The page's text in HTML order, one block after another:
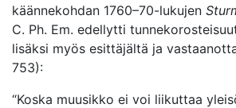
käännekohdan 1760–70-lukujen
C. Ph. Em. edellytti
lisäksi myös esittäjältä ja
753):
“Koska muusikko ei voi liikuttaa